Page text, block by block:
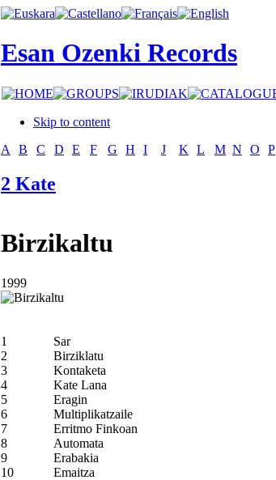
Esan Ozenki Records
Skip to content
A
B C D E F G H I J K L M N O P
2 Kate
Birzikaltu
1999
1
Sar
2
Birziklatu
3
Kontaketa
4
Kate Lana
5
Eragin
6
Multiplikatzaile
7
Erritmo Finkoan
8
Automata
9
Erabakia
10
Emaitza